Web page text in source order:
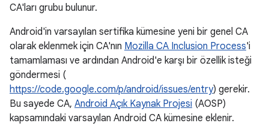
CA'ları grubu bulunur.
Android'in varsayılan sertifika kümesine yeni bir genel CA
olarak eklenmek için CA'nın Mozilla CA Inclusion Process'i
tamamlaması ve ardından Android'e karşı bir özellik isteği
göndermesi (
https://code.google.com/p/android/issues/entry) gerekir.
Bu sayede CA, Android Açık Kaynak Projesi (AOSP)
kapsamındaki varsayılan Android CA kümesine eklenir.